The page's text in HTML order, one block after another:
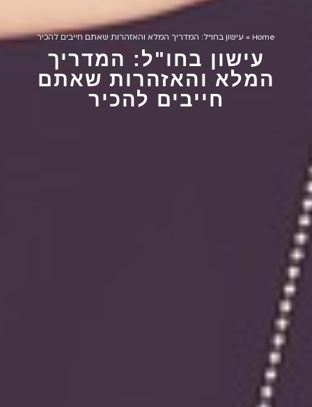
Home
» עישון בחו"ל: המדריך המלא והאזהרות שאתם חייבים להכיר
עישון בחו"ל: המדריך
המלא והאזהרות שאתם
חייבים להכיר